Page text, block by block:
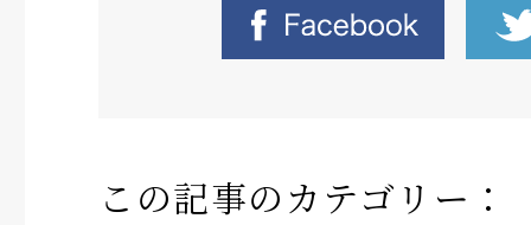
この記事のカテゴリー：